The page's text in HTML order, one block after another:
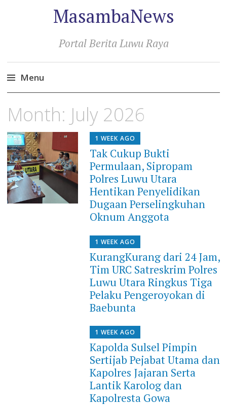
MasambaNews
Portal Berita Luwu Raya
Menu
to
Month: July 2026
1 WEEK AGO
Tak Cukup Bukti
Permulaan, Sipropam
Polres Luwu Utara
Hentikan Penyelidikan
Dugaan Perselingkuhan
Oknum Anggota
1 WEEK AGO
KurangKurang dari 24 Jam,
Tim URC Satreskrim Polres
Luwu Utara Ringkus Tiga
Pelaku Pengeroyokan di
Baebunta
1 WEEK AGO
Kapolda Sulsel Pimpin
Sertijab Pejabat Utama dan
Kapolres Jajaran Serta
Lantik Karolog dan
Kapolresta Gowa